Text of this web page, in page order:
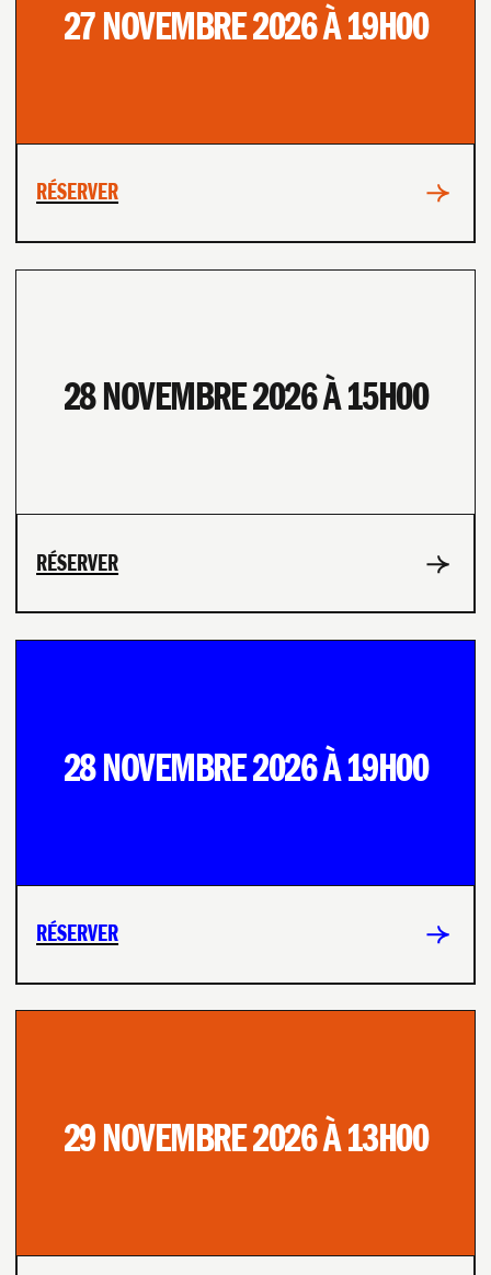
27 NOVEMBRE 2026 À 19H00
RÉSERVER
28 NOVEMBRE 2026 À 15H00
RÉSERVER
28 NOVEMBRE 2026 À 19H00
RÉSERVER
29 NOVEMBRE 2026 À 13H00